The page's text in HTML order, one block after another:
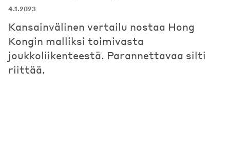
4.1.2023
Kansainvälinen vertailu nostaa Hong
Kongin malliksi toimivasta
joukkoliikenteestä. Parannettavaa silti
riittää.